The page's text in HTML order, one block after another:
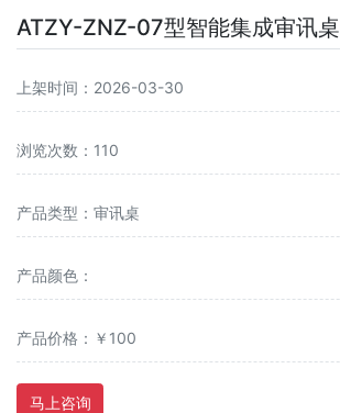
ATZY-ZNZ-07型智能集成审讯桌
上架时间：2026-03-30
浏览次数：110
产品类型：审讯桌
产品颜色：
产品价格：￥100
马上咨询